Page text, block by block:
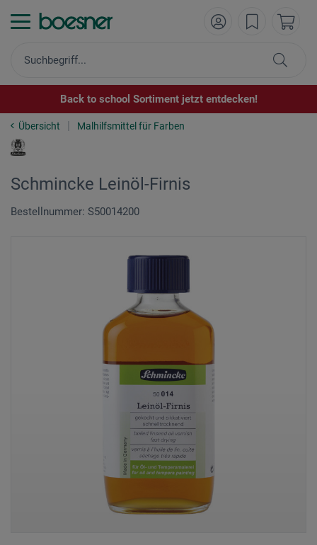
Back to school Sortiment jetzt entdecken!
Übersicht Malhilfsmittel für Farben
Schmincke Leinöl-Firnis
Bestellnummer: S50014200